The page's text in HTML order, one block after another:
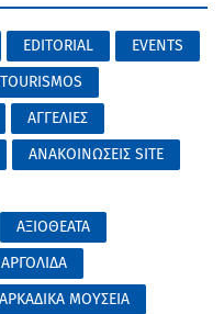
EDITORIAL
EVENTS
ΑΓΓΕΛΙΕΣ
ΑΝΑΚΟΙΝΩΣΕΙΣ SITE
ΑΞΙΟΘΕΑΤΑ
ΑΡΓΟΛΙΔΑ
ΑΡΚΑΔΙΚΑ ΜΟΥΣΕΙΑ